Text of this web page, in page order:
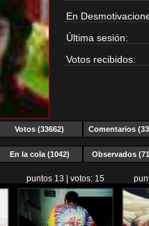
En
Última sesión:
Votos recibidos:
Votos (33662) Comentarios
En la cola (1042) Observados
puntos 13 | votos: 15